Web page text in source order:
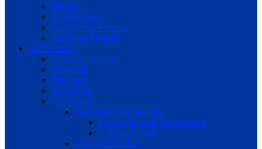
Trivital
Zumba Kids
Functional Fitness
Jumping Fitness
Netzwerker
Federball scharf
Floorball
Prellball
Volleyball
Tischtennis
Senioren Tischtennis
1. Mannschaft Tischtennis
2. Mannschaft
Jugend/Schüler